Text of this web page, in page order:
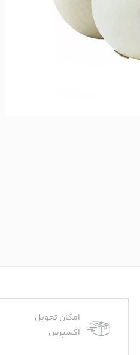
روشنایی و الکتریکی
امکان تحویل
اکسپرس